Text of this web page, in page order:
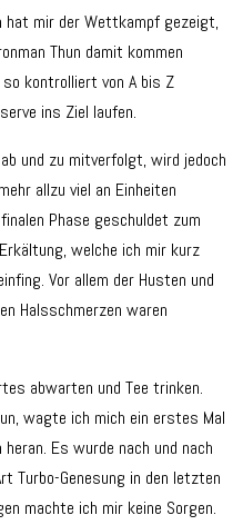
hat mir der Wettkampf gezeigt,
Thun damit kommen
kontrolliert von A bis Z
ins Ziel laufen.
und zu mitverfolgt, wird jedoch
allzu viel an Einheiten
Phase geschuldet zum
welche ich mir kurz
Vor allem der Husten und
Halsschmerzen waren
abwarten und Tee trinken.
wagte ich mich ein erstes Mal
Es wurde nach und nach
Turbo-Genesung in den letzten
machte ich mir keine Sorgen.